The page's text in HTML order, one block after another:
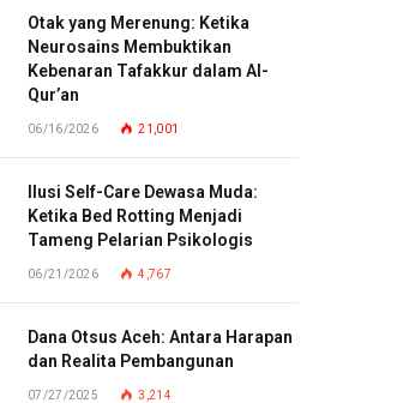
Otak yang Merenung: Ketika
Neurosains Membuktikan
Kebenaran Tafakkur dalam Al-
Qur’an
06/16/2026 21,001
Ilusi Self-Care Dewasa Muda:
Ketika Bed Rotting Menjadi
Tameng Pelarian Psikologis
06/21/2026 4,767
Dana Otsus Aceh: Antara Harapan
dan Realita Pembangunan
07/27/2025 3,214